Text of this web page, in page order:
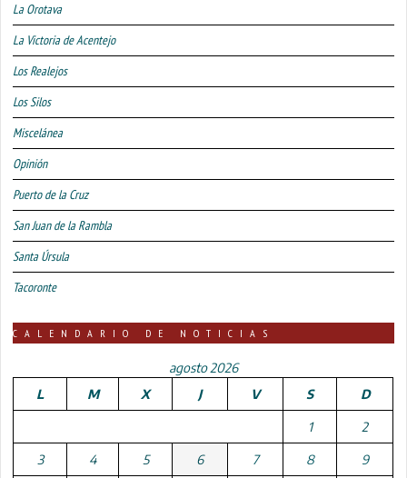
La Orotava
La Victoria de Acentejo
Los Realejos
Los Silos
Miscelánea
Opinión
Puerto de la Cruz
San Juan de la Rambla
Santa Úrsula
Tacoronte
CALENDARIO DE NOTICIAS
agosto 2026
L
M X J V S D
1 2
3 4 5 6 7 8 9